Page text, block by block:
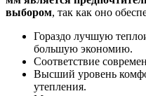
выбором, так как оно
Гораздо лучшую
большую экономию.
Соответствие
Высший уровень
утепления.